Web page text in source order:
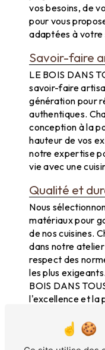
vos besoins, de
pour vous
adaptées à votre
Savoir-faire
LE BOIS DANS
savoir-faire
génération pour
authentiques.
conception à la
hauteur de vos
notre expertise
vie avec une
Qualité et
Nous
matériaux pour
de nos cuisines.
dans notre atelier
respect des
les plus
BOIS DANS
l'excellence et la
En conclusion,
confiance pour
cuisine à Larche,